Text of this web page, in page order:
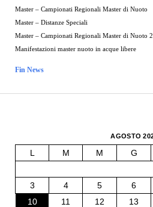
Master – Campionati Regionali Master di Nuoto
Master – Distanze Speciali
Master – Campionati Regionali Master di Nuoto
Manifestazioni master nuoto in acque libere
Fin News
AGOSTO
L M M G
3
4 5 6
10
11 12 13